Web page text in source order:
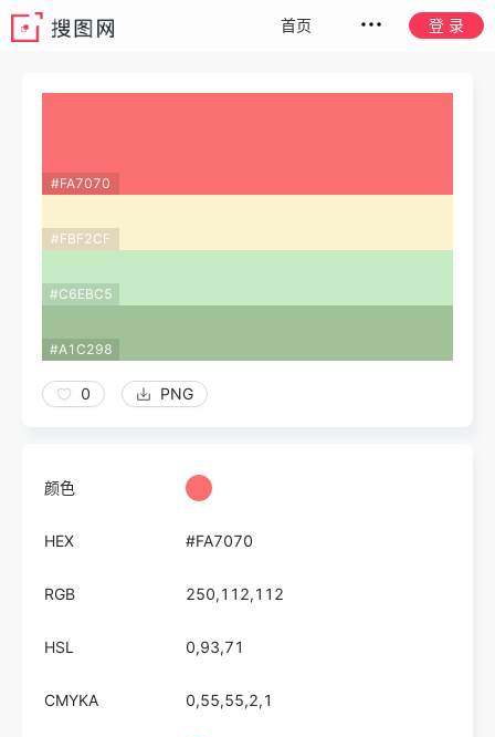
首页 登 录
#FA7070
#FBF2CF
#C6EBC5
#A1C298
0 PNG
颜色
HEX #FA7070
RGB 250,112,112
HSL 0,93,71
CMYKA 0,55,55,2,1